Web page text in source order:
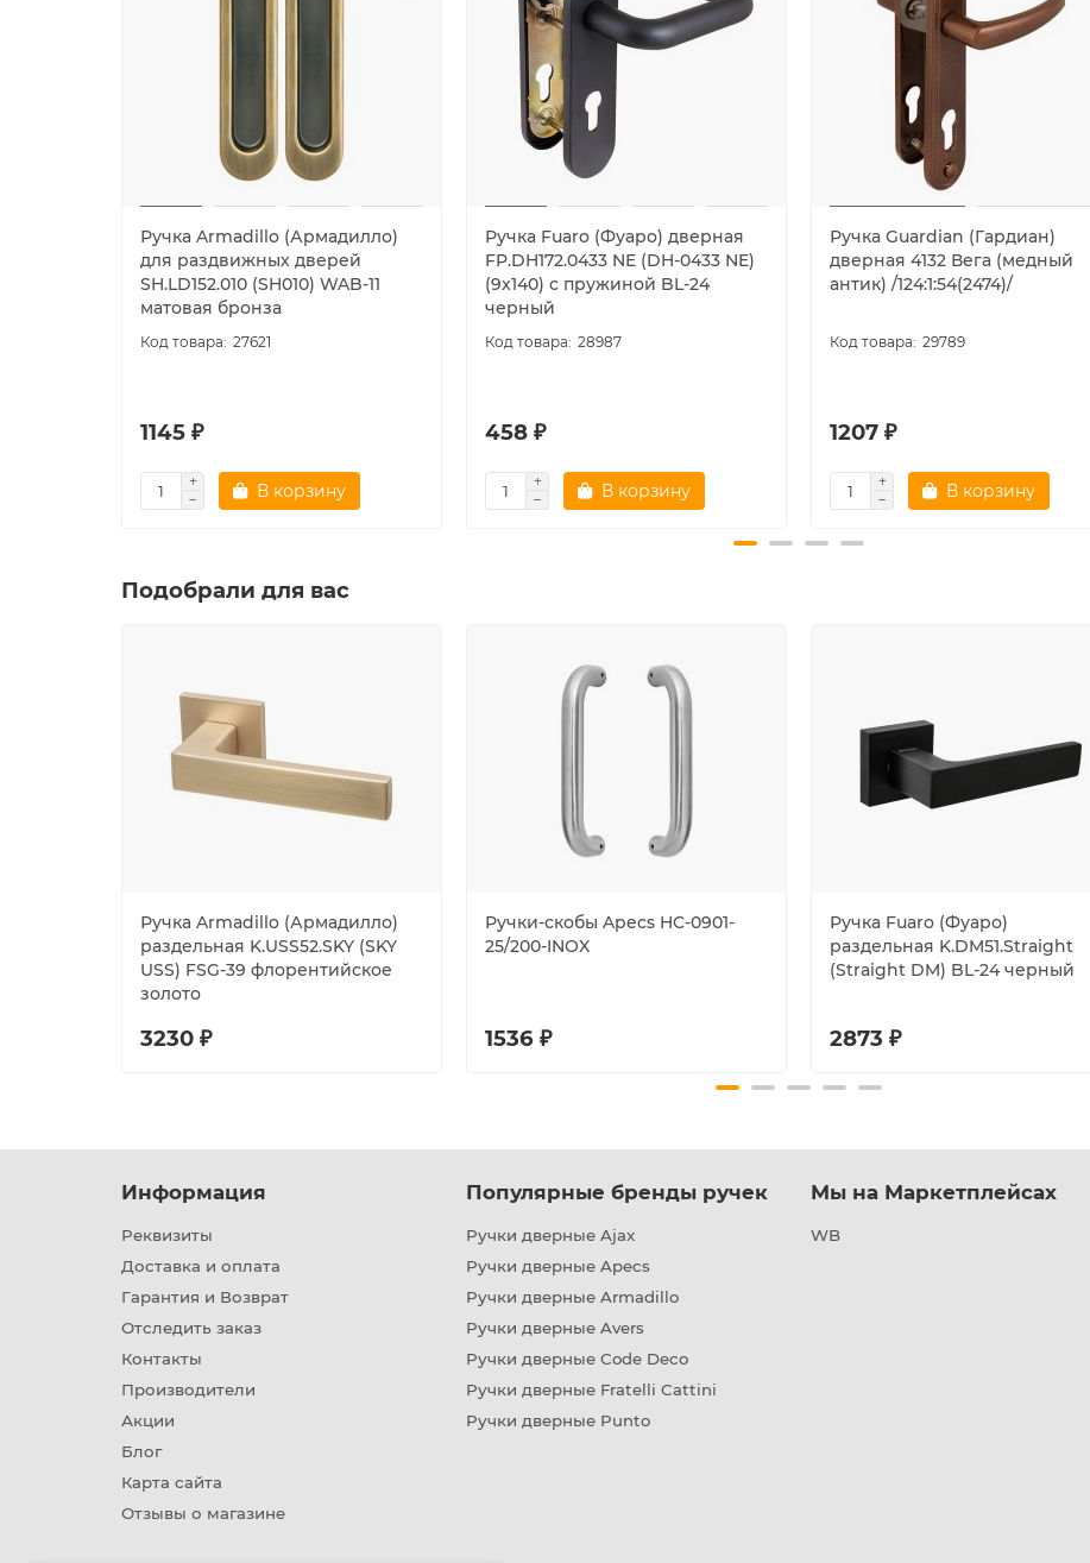
Ручка Armadillo (Армадилло)
для раздвижных дверей
SH.LD152.010 (SH010) WAB-11
матовая бронза
27621
1145 ₽
В корзину
Ручка Fuaro (Фуаро) дверная
FP.DH172.0433 NE (DH-0433 NE)
(9x140) с пружиной BL-24
черный
28987
458 ₽
В корзину
Ручка Guardian (Гардиан)
дверная 4132 Вега (медный
антик) /124:1:54(2474)/
29789
1207 ₽
В корзину
Подобрали для вас
Ручка Armadillo (Армадилло)
раздельная K.USS52.SKY (SKY
USS) FSG-39 флорентийское
золото
3230 ₽
Ручки-скобы Apecs HC-0901-
25/200-INOX
1536 ₽
Ручка Fuaro (Фуаро)
раздельная K.DM51.Straight
(Straight DM) BL-24 черный
2873 ₽
Информация
Реквизиты
Доставка и оплата
Гарантия и Возврат
Отследить заказ
Контакты
Производители
Акции
Блог
Карта сайта
Отзывы о магазине
Популярные бренды ручек
Ручки дверные Ajax
Ручки дверные Apecs
Ручки дверные Armadillo
Ручки дверные Avers
Ручки дверные Code Deco
Ручки дверные Fratelli Cattini
Ручки дверные Punto
Мы на Маркетплейсах
WB